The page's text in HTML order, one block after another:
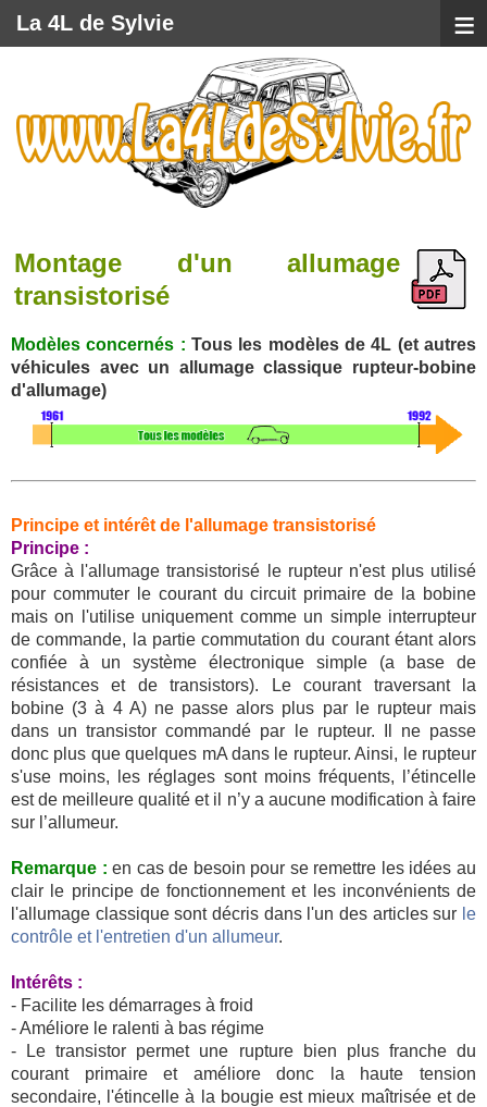
Montage d'un allumage
transistorisé
Modèles concernés : Tous les modèles de 4L (et autres
véhicules avec un allumage classique rupteur-bobine
d'allumage)
Principe et intérêt de l'allumage transistorisé
Principe :
Grâce à l'allumage transistorisé le rupteur n'est plus utilisé
pour commuter le courant du circuit primaire de la bobine
mais on l'utilise uniquement comme un simple interrupteur
de commande, la partie commutation du courant étant alors
confiée à un système électronique simple (a base de
résistances et de transistors). Le courant traversant la
bobine (3 à 4 A) ne passe alors plus par le rupteur mais
dans un transistor commandé par le rupteur. Il ne passe
donc plus que quelques mA dans le rupteur. Ainsi, le rupteur
s'use moins, les réglages sont moins fréquents, l’étincelle
est de meilleure qualité et il n’y a aucune modification à faire
sur l’allumeur.
Remarque : en cas de besoin pour se remettre les idées au
clair le principe de fonctionnement et les inconvénients de
l'allumage classique sont décris dans l'un des articles sur le
contrôle et l'entretien d'un allumeur.
Intérêts :
- Facilite les démarrages à froid
- Améliore le ralenti à bas régime
- Le transistor permet une rupture bien plus franche du
courant primaire et améliore donc la haute tension
secondaire, l'étincelle à la bougie est mieux maîtrisée et de
La 4L de Sylvie ≡